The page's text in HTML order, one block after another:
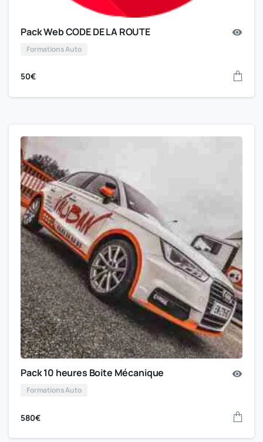
Pack Web CODE DE LA ROUTE
Formations Auto
50€
Pack 10 heures Boite Mécanique
Formations Auto
580€